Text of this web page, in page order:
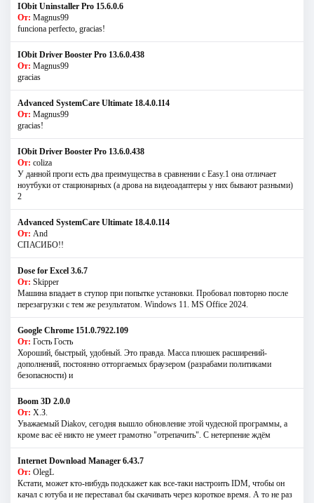
IObit Uninstaller Pro 15.6.0.6
От: Magnus99
funciona perfecto, gracias!
IObit Driver Booster Pro 13.6.0.438
От: Magnus99
gracias
Advanced SystemCare Ultimate 18.4.0.114
От: Magnus99
gracias!
IObit Driver Booster Pro 13.6.0.438
От: coliza
У данной проги есть два преимущества в сравнении с Easy.1 она отличает
ноутбуки от стационарных (а дрова на видеоадаптеры у них бывают разными)
2
Advanced SystemCare Ultimate 18.4.0.114
От: And
СПАСИБО!!
Dose for Excel 3.6.7
От: Skipper
Машина впадает в ступор при попытке установки. Пробовал повторно после
перезагрузки с тем же результатом. Windows 11. MS Offiсe 2024.
Google Chrome 151.0.7922.109
От: Гость Гость
Хороший, быстрый, удобный. Это правда. Масса плюшек расширений-
дополнений, постоянно отторгаемых браузером (разрабами политиками
безопасности) и
Boom 3D 2.0.0
От: Х.З.
Уважаемый Diakov, сегодня вышло обновление этой чудесной программы, а
кроме вас её никто не умеет грамотно "отрепачить". С нетерпение ждём
Internet Download Manager 6.43.7
От: OlegL
Кстати, может кто-нибудь подскажет как все-таки настроить IDM, чтобы он
качал с ютуба и не переставал бы скачивать через короткое время. А то не раз